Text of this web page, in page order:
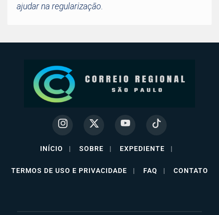
ajudar na regularização.
INÍCIO | SOBRE | EXPEDIENTE |
TERMOS DE USO E PRIVACIDADE | FAQ | CONTATO